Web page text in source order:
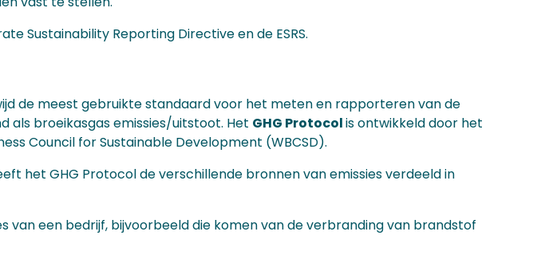
Sustainability Reporting Directive en de ESRS.
de meest gebruikte standaard voor het meten en rapporteren van de
als broeikasgas emissies/uitstoot. Het GHG Protocolis ontwikkeld door het
Council for Sustainable Development (WBCSD).
het GHG Protocol de verschillende bronnen van emissies verdeeld in
van een bedrijf, bijvoorbeeld die komen van de verbranding van brandstof